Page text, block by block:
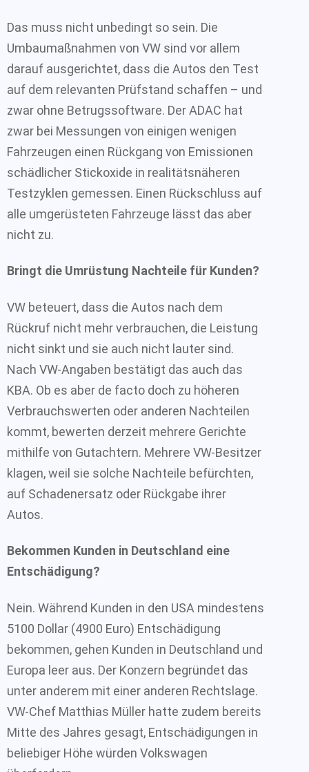
Das muss nicht unbedingt so sein. Die
Umbaumaßnahmen von VW sind vor allem
darauf ausgerichtet, dass die Autos den Test
auf dem relevanten Prüfstand schaffen – und
zwar ohne Betrugssoftware. Der ADAC hat
zwar bei Messungen von einigen wenigen
Fahrzeugen einen Rückgang von Emissionen
schädlicher Stickoxide in realitätsnäheren
Testzyklen gemessen. Einen Rückschluss auf
alle umgerüsteten Fahrzeuge lässt das aber
nicht zu.
Bringt die Umrüstung Nachteile für Kunden?
VW beteuert, dass die Autos nach dem
Rückruf nicht mehr verbrauchen, die Leistung
nicht sinkt und sie auch nicht lauter sind.
Nach VW-Angaben bestätigt das auch das
KBA. Ob es aber de facto doch zu höheren
Verbrauchswerten oder anderen Nachteilen
kommt, bewerten derzeit mehrere Gerichte
mithilfe von Gutachtern. Mehrere VW-Besitzer
klagen, weil sie solche Nachteile befürchten,
auf Schadenersatz oder Rückgabe ihrer
Autos.
Bekommen Kunden in Deutschland eine
Entschädigung?
Nein. Während Kunden in den USA mindestens
5100 Dollar (4900 Euro) Entschädigung
bekommen, gehen Kunden in Deutschland und
Europa leer aus. Der Konzern begründet das
unter anderem mit einer anderen Rechtslage.
VW-Chef Matthias Müller hatte zudem bereits
Mitte des Jahres gesagt, Entschädigungen in
beliebiger Höhe würden Volkswagen